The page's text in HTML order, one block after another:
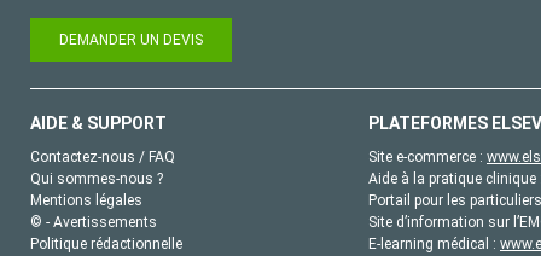
DEMANDER UN DEVIS
AIDE & SUPPORT
Contactez-nous / FAQ
Qui sommes-nous ?
Mentions légales
© - Avertissements
Politique rédactionnelle
PLATEFORMES
Site e-commerce :
Aide à la pratique
Portail pour les
Site d’information sur
E-learning médical :